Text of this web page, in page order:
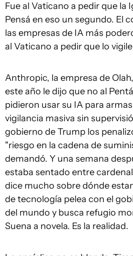
Fue al Vaticano a pedir que la
Pensá en eso un segundo. El
las empresas de IA más
al Vaticano a pedir que lo
Anthropic, la empresa de
este año le dijo que no al
pidieron usar su IA para
vigilancia masiva sin
gobierno de Trump los
"riesgo en la cadena de
demandó. Y una semana
estaba sentado entre
dice mucho sobre dónde
de tecnología pelea con el
del mundo y busca refugio
Suena a novela. Es la realidad.